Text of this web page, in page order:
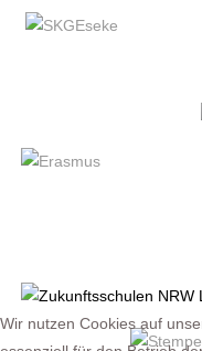
Wir nutzen Cookies auf